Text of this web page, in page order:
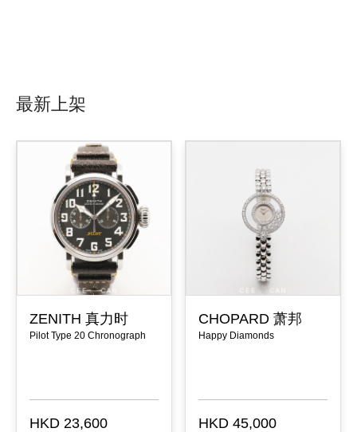
最新上架
ZENITH 真力时
Pilot Type 20 Chronograph
HKD 23,600
CHOPARD 萧邦
Happy Diamonds
HKD 45,000